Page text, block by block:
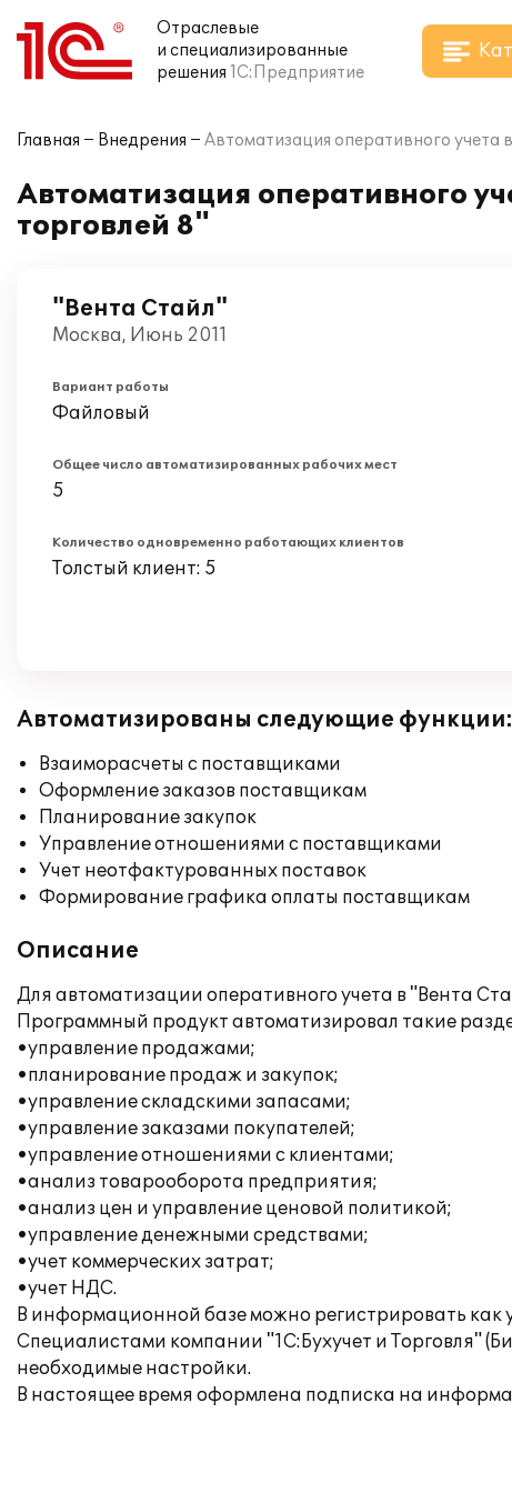
Отраслевые
и специализированные
решения 1С:Предприятие
Главная Внедрения Автоматизация оперативного учета
Автоматизация оперативного
торговлей 8"
"Вента Стайл"
Москва, Июнь 2011
Вариант работы
Файловый
Общее число автоматизированных рабочих мест
5
Количество одновременно работающих клиентов
Толстый клиент: 5
Автоматизированы следующие функции:
Взаиморасчеты с поставщиками
Оформление заказов поставщикам
Планирование закупок
Управление отношениями с поставщиками
Учет неотфактурованных поставок
Формирование графика оплаты поставщикам
Описание
Для автоматизации оперативного учета в "Вента
Программный продукт автоматизировал такие
•управление продажами;
•планирование продаж и закупок;
•управление складскими запасами;
•управление заказами покупателей;
•управление отношениями с клиентами;
•анализ товарооборота предприятия;
•анализ цен и управление ценовой политикой;
•управление денежными средствами;
•учет коммерческих затрат;
•учет НДС.
В информационной базе можно регистрировать как
Специалистами компании "1С:Бухучет и Торговля"
необходимые настройки.
В настоящее время оформлена подписка на